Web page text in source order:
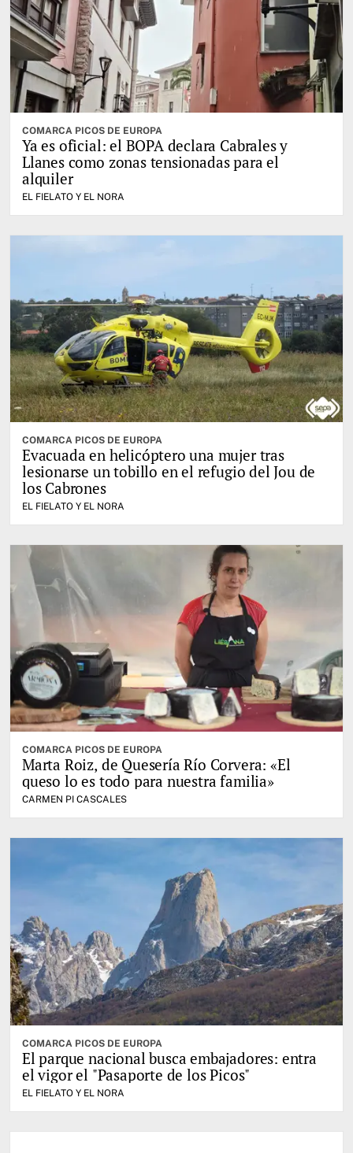
COMARCA PICOS DE EUROPA
Ya es oficial: el BOPA declara Cabrales y
Llanes como zonas tensionadas para el
alquiler
EL FIELATO Y EL NORA
COMARCA PICOS DE EUROPA
Evacuada en helicóptero una mujer tras
lesionarse un tobillo en el refugio del Jou de
los Cabrones
EL FIELATO Y EL NORA
COMARCA PICOS DE EUROPA
Marta Roiz, de Quesería Río Corvera: «El
queso lo es todo para nuestra familia»
CARMEN PI CASCALES
COMARCA PICOS DE EUROPA
El parque nacional busca embajadores: entra
el vigor el "Pasaporte de los Picos"
EL FIELATO Y EL NORA